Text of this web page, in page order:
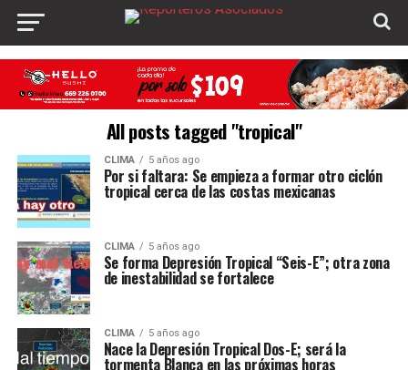
All posts tagged "tropical"
CLIMA 5 años ago
Por si faltara: Se empieza a formar otro ciclón
tropical cerca de las costas mexicanas
CLIMA 5 años ago
Se forma Depresión Tropical “Seis-E”; otra zona
de inestabilidad se fortalece
CLIMA 5 años ago
Nace la Depresión Tropical Dos-E; será la
tormenta Blanca en las próximas horas